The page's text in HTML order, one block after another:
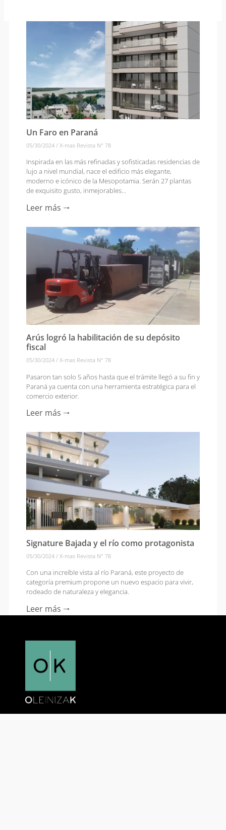
Un Faro en Paraná
05/30/2024 / X-mas Revista N° 78
Inspirada en las más refinadas y sofisticadas residencias de
lujo a nivel mundial, nace el edificio más elegante,
moderno e icónico de la Mesopotamia. Serán 27 plantas
de exquisito gusto, inmejorables...
Leer más 🠒
Arús logró la habilitación de su depósito
fiscal
05/30/2024 / X-mas Revista N° 78
Pasaron tan solo 5 años hasta que el trámite llegó a su fin y
Paraná ya cuenta con una herramienta estratégica para el
comercio exterior.
Leer más 🠒
Signature Bajada y el río como protagonista
05/30/2024 / X-mas Revista N° 78
Con una increíble vista al río Paraná, este proyecto de
categoría premium propone un nuevo espacio para vivir,
rodeado de naturaleza y elegancia.
Leer más 🠒